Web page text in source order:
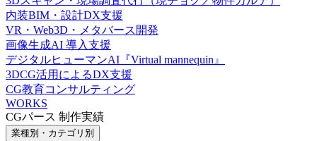
内装BIM・設計DX支援
VR・Web3D・メタバース開発
画像生成AI 導入支援
デジタルヒューマンAI『Virtual mannequin』
3DCG活用によるDX支援
CG教育コンサルティング
WORKS
CGパース 制作実績
業種別・カテゴリ別